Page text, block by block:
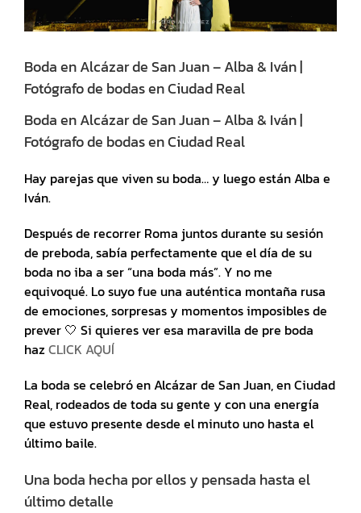
Boda en Alcázar de San Juan – Alba & Iván |
Fotógrafo de bodas en Ciudad Real
Boda en Alcázar de San Juan – Alba & Iván |
Fotógrafo de bodas en Ciudad Real
Hay parejas que viven su boda… y luego están Alba e
Iván.
Después de recorrer Roma juntos durante su sesión
de preboda, sabía perfectamente que el día de su
boda no iba a ser “una boda más”. Y no me
equivoqué. Lo suyo fue una auténtica montaña rusa
de emociones, sorpresas y momentos imposibles de
prever 🤍 Si quieres ver esa maravilla de pre boda
hazCLICK AQUÍ
La boda se celebró en Alcázar de San Juan, en Ciudad
Real, rodeados de toda su gente y con una energía
que estuvo presente desde el minuto uno hasta el
último baile.
Una boda hecha por ellos y pensada hasta el
último detalle